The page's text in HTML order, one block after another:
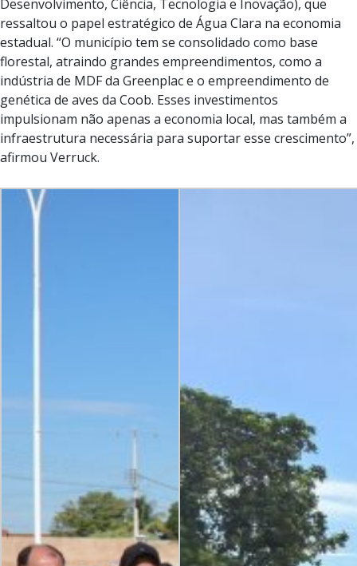
Desenvolvimento, Ciência, Tecnologia e Inovação), que
ressaltou o papel estratégico de Água Clara na economia
estadual. “O município tem se consolidado como base
florestal, atraindo grandes empreendimentos, como a
indústria de MDF da Greenplac e o empreendimento de
genética de aves da Coob. Esses investimentos
impulsionam não apenas a economia local, mas também a
infraestrutura necessária para suportar esse crescimento”,
afirmou Verruck.